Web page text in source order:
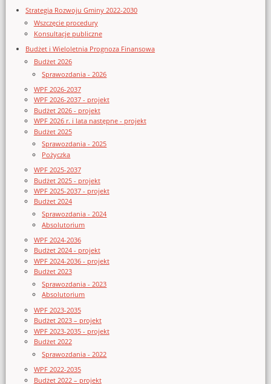
Strategia Rozwoju Gminy 2022-2030
Wszczęcie procedury
Konsultacje publiczne
Budżet i Wieloletnia Prognoza Finansowa
Budżet 2026
Sprawozdania - 2026
WPF 2026-2037
WPF 2026-2037 - projekt
Budżet 2026 - projekt
WPF 2026 r. i lata następne - projekt
Budżet 2025
Sprawozdania - 2025
Pożyczka
WPF 2025-2037
Budżet 2025 - projekt
WPF 2025-2037 - projekt
Budżet 2024
Sprawozdania - 2024
Absolutorium
WPF 2024-2036
Budżet 2024 - projekt
WPF 2024-2036 - projekt
Budżet 2023
Sprawozdania - 2023
Absolutorium
WPF 2023-2035
Budżet 2023 – projekt
WPF 2023-2035 - projekt
Budżet 2022
Sprawozdania - 2022
WPF 2022-2035
Budżet 2022 – projekt